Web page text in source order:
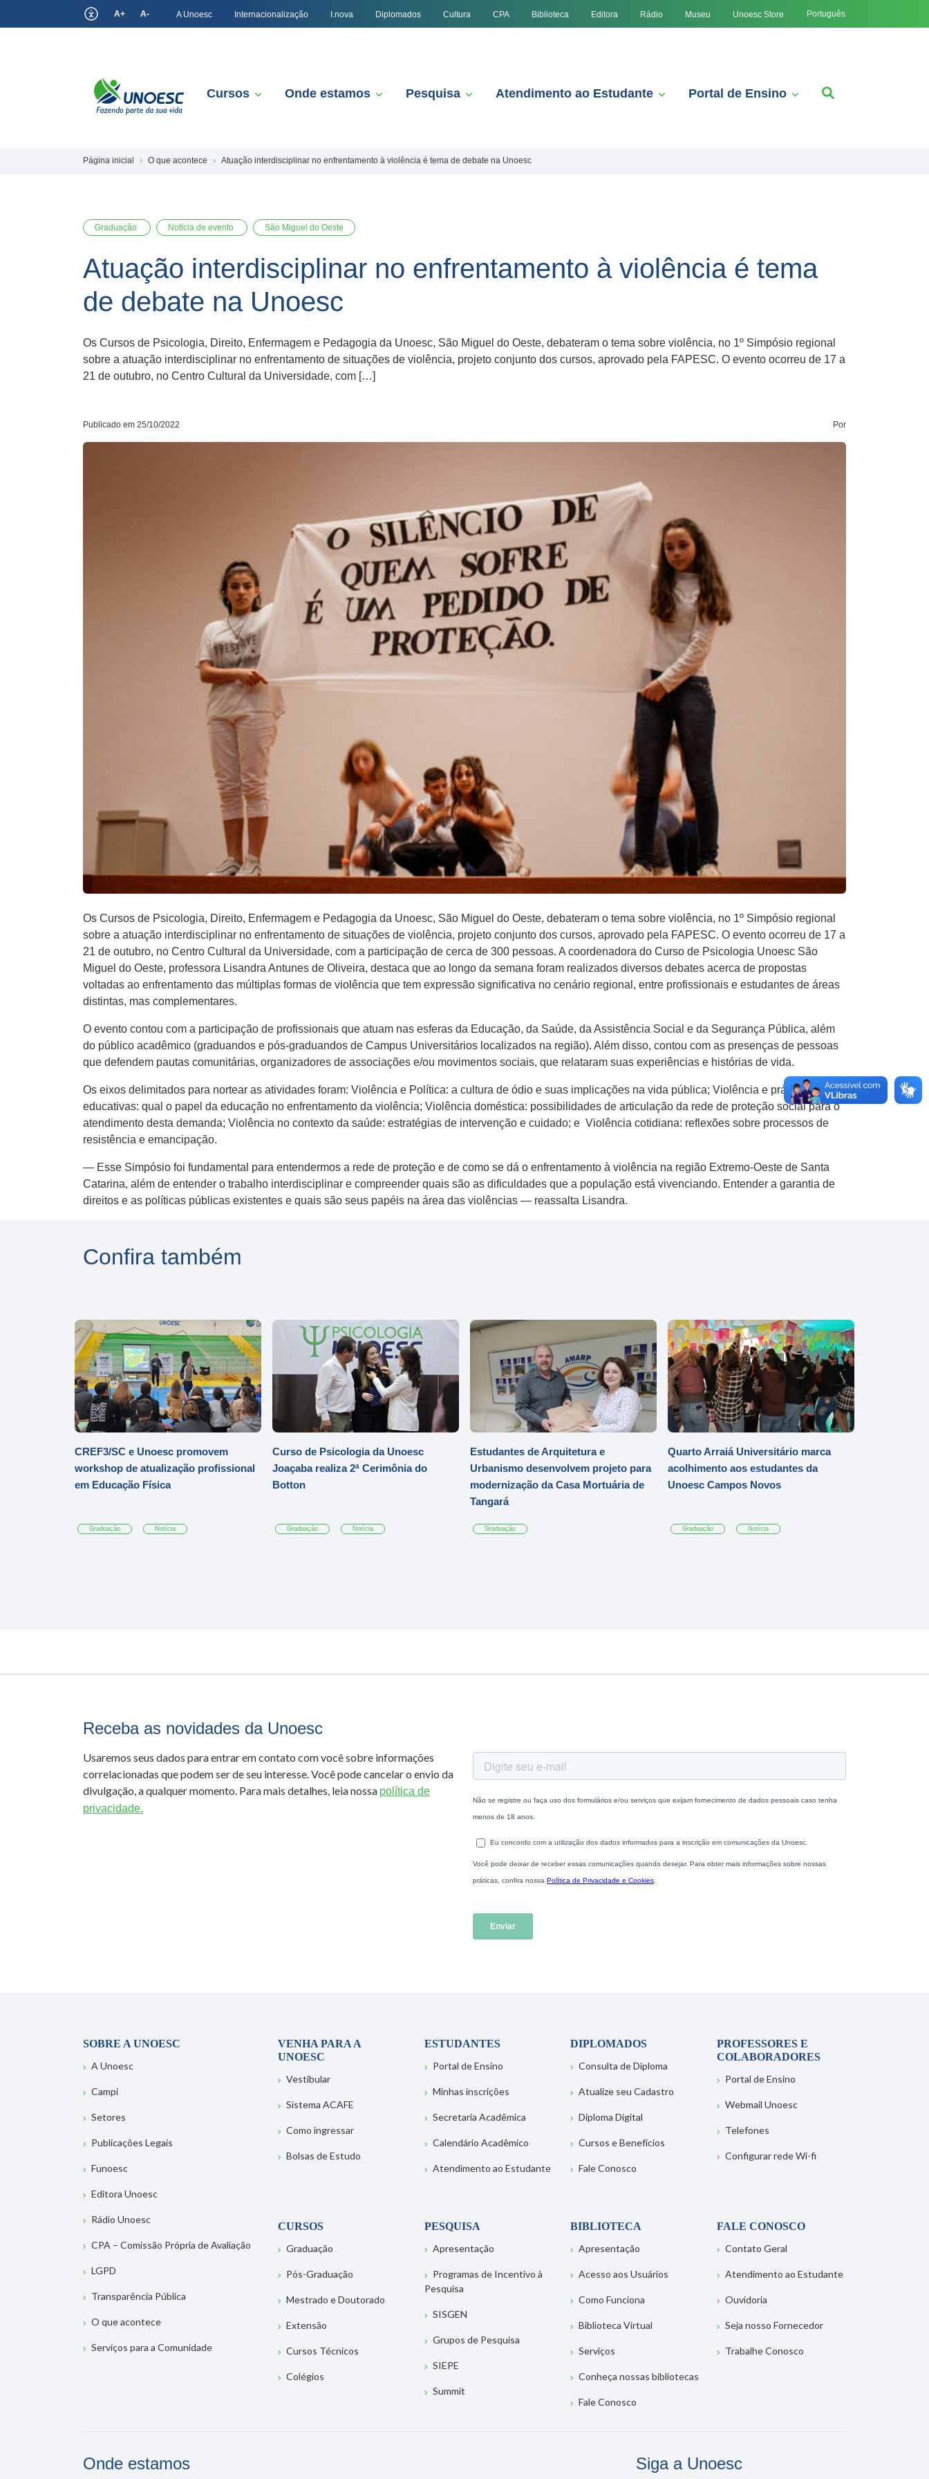
A+ A- A Unoesc Internacionalização I.nova Diplomados Cultura CPA Biblioteca Editora Rádio Museu Unoesc Store Português
Cursos Onde estamos Pesquisa Atendimento ao Estudante Portal de Ensino
Página inicial O que acontece Atuação interdisciplinar no enfrentamento à violência é tema de debate na Unoesc
Graduação Notícia de evento São Miguel do Oeste
Atuação interdisciplinar no enfrentamento à violência é tema
de debate na Unoesc
Os Cursos de Psicologia, Direito, Enfermagem e Pedagogia da Unoesc, São Miguel do Oeste, debateram o tema sobre violência, no 1º Simpósio regional
sobre a atuação interdisciplinar no enfrentamento de situações de violência, projeto conjunto dos cursos, aprovado pela FAPESC. O evento ocorreu de 17 a
21 de outubro, no Centro Cultural da Universidade, com […]
Publicado em 25/10/2022 Por
Os Cursos de Psicologia, Direito, Enfermagem e Pedagogia da Unoesc, São Miguel do Oeste, debateram o tema sobre violência, no 1º Simpósio regional
sobre a atuação interdisciplinar no enfrentamento de situações de violência, projeto conjunto dos cursos, aprovado pela FAPESC. O evento ocorreu de 17 a
21 de outubro, no Centro Cultural da Universidade, com a participação de cerca de 300 pessoas. A coordenadora do Curso de Psicologia Unoesc São
Miguel do Oeste, professora Lisandra Antunes de Oliveira, destaca que ao longo da semana foram realizados diversos debates acerca de propostas
voltadas ao enfrentamento das múltiplas formas de violência que tem expressão significativa no cenário regional, entre profissionais e estudantes de áreas
distintas, mas complementares.
O evento contou com a participação de profissionais que atuam nas esferas da Educação, da Saúde, da Assistência Social e da Segurança Pública, além
do público acadêmico (graduandos e pós-graduandos de Campus Universitários localizados na região). Além disso, contou com as presenças de pessoas
que defendem pautas comunitárias, organizadores de associações e/ou movimentos sociais, que relataram suas experiências e histórias de vida.
Os eixos delimitados para nortear as atividades foram: Violência e Política: a cultura de ódio e suas implicações na vida pública; Violência e práticas
educativas: qual o papel da educação no enfrentamento da violência; Violência doméstica: possibilidades de articulação da rede de proteção social para o
atendimento desta demanda; Violência no contexto da saúde: estratégias de intervenção e cuidado; e Violência cotidiana: reflexões sobre processos de
resistência e emancipação.
— Esse Simpósio foi fundamental para entendermos a rede de proteção e de como se dá o enfrentamento à violência na região Extremo-Oeste de Santa
Catarina, além de entender o trabalho interdisciplinar e compreender quais são as dificuldades que a população está vivenciando. Entender a garantia de
direitos e as políticas públicas existentes e quais são seus papéis na área das violências — reassalta Lisandra.
Confira também
CREF3/SC e Unoesc promovem
workshop de atualização profissional
em Educação Física
Graduação Notícia
Curso de Psicologia da Unoesc
Joaçaba realiza 2ª Cerimônia do
Botton
Graduação Notícia
Estudantes de Arquitetura e
Urbanismo desenvolvem projeto para
modernização da Casa Mortuária de
Tangará
Graduação
Quarto Arraiá Universitário marca
acolhimento aos estudantes da
Unoesc Campos Novos
Graduação Notícia
Receba as novidades da Unoesc
Usaremos seus dados para entrar em contato com você sobre informações
correlacionadas que podem ser de seu interesse. Você pode cancelar o envio da
divulgação, a qualquer momento. Para mais detalhes, leia nossa política de
privacidade.
SOBRE A UNOESC
A Unoesc
Campi
Setores
Publicações Legais
Funoesc
Editora Unoesc
Rádio Unoesc
CPA – Comissão Própria de Avaliação
LGPD
Transparência Pública
O que acontece
Serviços para a Comunidade
VENHA PARA A
UNOESC
Vestibular
Sistema ACAFE
Como ingressar
Bolsas de Estudo
ESTUDANTES
Portal de Ensino
Minhas inscrições
Secretaria Acadêmica
Calendário Acadêmico
Atendimento ao Estudante
DIPLOMADOS
Consulta de Diploma
Atualize seu Cadastro
Diploma Digital
Cursos e Benefícios
Fale Conosco
PROFESSORES E
COLABORADORES
Portal de Ensino
Webmail Unoesc
Telefones
Configurar rede Wi-fi
CURSOS
Graduação
Pós-Graduação
Mestrado e Doutorado
Extensão
Cursos Técnicos
Colégios
PESQUISA
Apresentação
Programas de Incentivo à
Pesquisa
SISGEN
Grupos de Pesquisa
SIEPE
Summit
BIBLIOTECA
Apresentação
Acesso aos Usuários
Como Funciona
Biblioteca Virtual
Serviços
Conheça nossas bibliotecas
Fale Conosco
FALE CONOSCO
Contato Geral
Atendimento ao Estudante
Ouvidoria
Seja nosso Fornecedor
Trabalhe Conosco
Onde estamos Siga a Unoesc